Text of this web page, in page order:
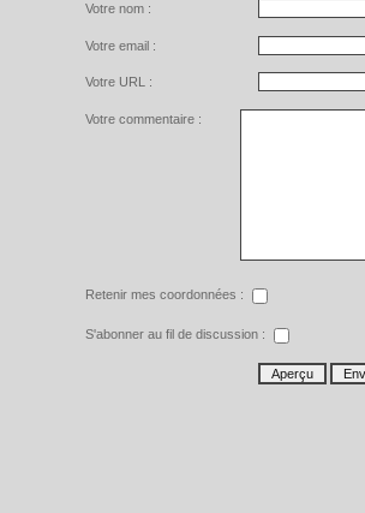
Votre nom :
Votre email :
Votre URL :
Votre commentaire :
Retenir mes coordonnées :
S'abonner au fil de discussion :